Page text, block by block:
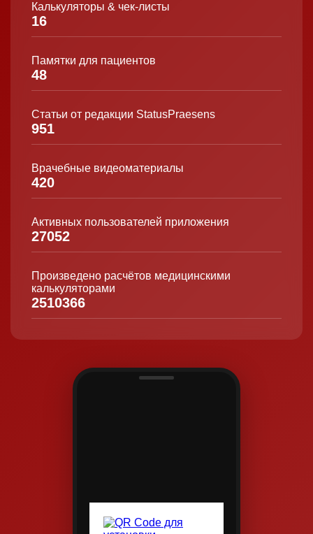
Калькуляторы & чек-листы
16
Памятки для пациентов
48
Статьи от редакции StatusPraesens
951
Врачебные видеоматериалы
420
Активных пользователей приложения
27052
Произведено расчётов медицинскими
калькуляторами
2510366